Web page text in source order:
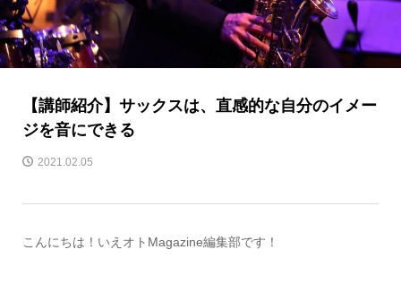
【講師紹介】サックスは、直感的な自分のイメー
ジを音にできる
2021.02.05
こんにちは！いえオトMagazine編集部です！